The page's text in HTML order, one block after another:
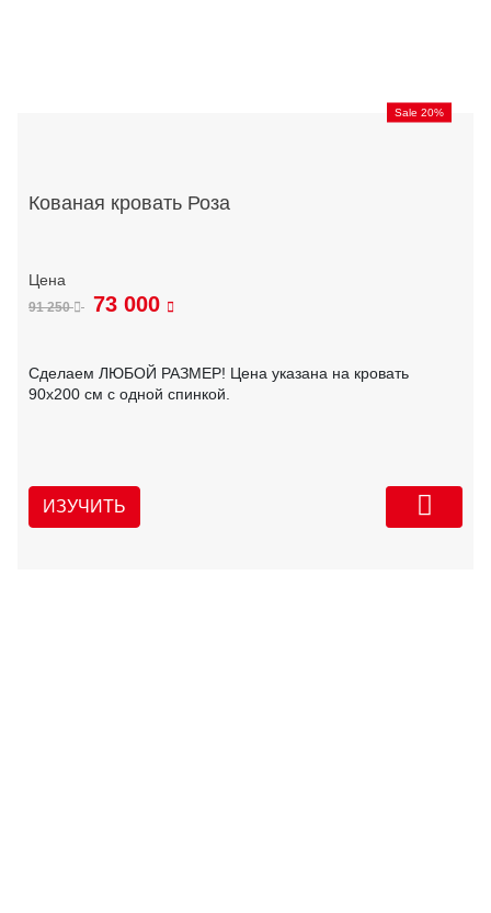
Sale 20%
Кованая кровать Роза
91 250 73 000
Сделаем ЛЮБОЙ РАЗМЕР! Цена указана на кровать
90х200 см с одной спинкой.
ИЗУЧИТЬ